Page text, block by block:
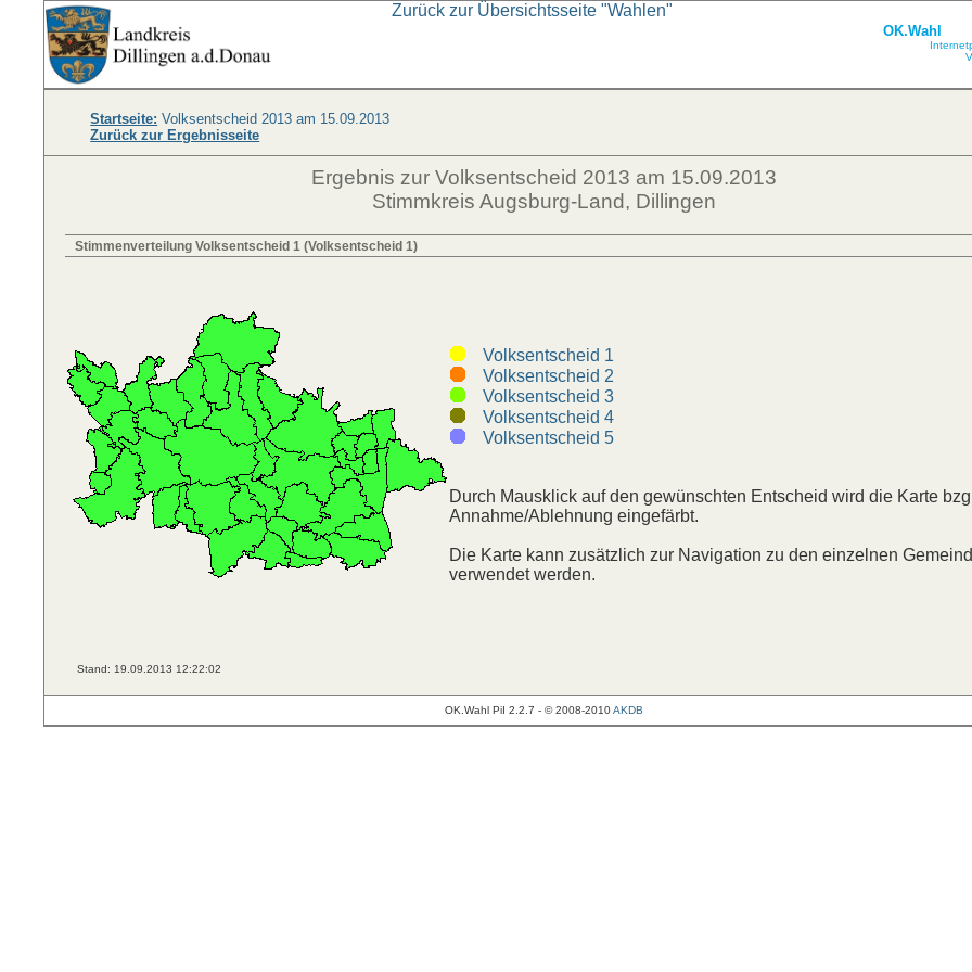
OK.Wahl
Zurück zur Übersichtsseite "Wahlen"
Startseite: Volksentscheid 2013 am 15.09.2013
Zurück zur Ergebnisseite
Ergebnis zur Volksentscheid 2013 am 15.09.2013
Stimmkreis Augsburg-Land, Dillingen
Stimmenverteilung Volksentscheid 1 (Volksentscheid 1)
Volksentscheid 1
Volksentscheid 2
Volksentscheid 3
Volksentscheid 4
Volksentscheid 5
Durch Mausklick auf den gewünschten Entscheid wird die Karte
Annahme/Ablehnung eingefärbt.
Die Karte kann zusätzlich zur Navigation zu den einzelnen
verwendet werden.
Stand: 19.09.2013 12:22:02
OK.Wahl PiI 2.2.7 - © 2008-2010AKDB